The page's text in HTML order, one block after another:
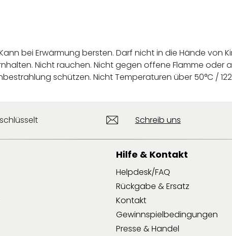
bei Erwärmung bersten. Darf nicht in die Hände von
Nicht rauchen. Nicht gegen offene Flamme oder
schützen. Nicht Temperaturen über 50°C /
Schreib uns
Hilfe & Kontakt
Helpdesk/FAQ
Rückgabe & Ersatz
Kontakt
Gewinnspielbedingungen
Presse & Handel